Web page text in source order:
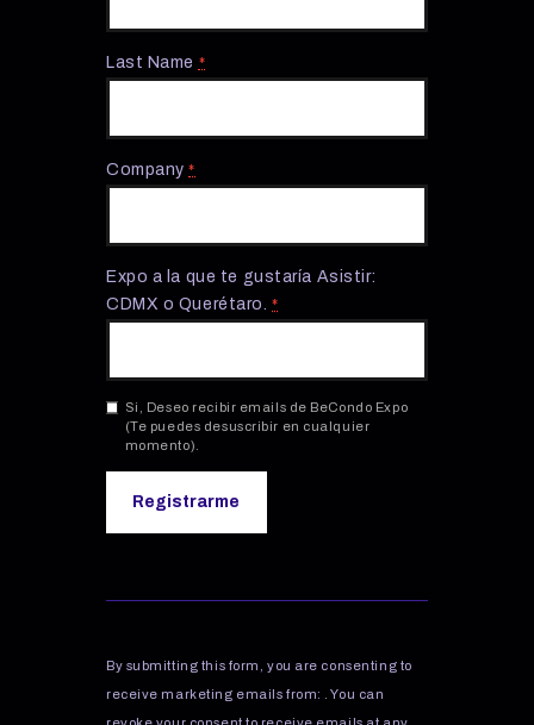
Last Name *
Company*
Expo a la que te gustaría Asistir:
CDMX o Querétaro.*
Si, Deseo recibir emails de BeCondo Expo
(Te puedes desuscribir en cualquier
momento).
t
a
By submitting this form, you are consenting to
receive marketing emails from: . You can